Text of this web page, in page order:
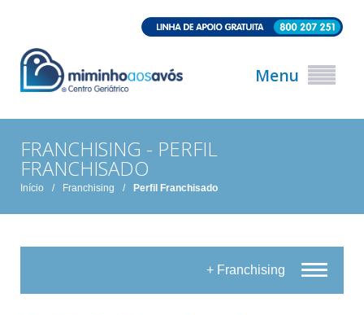
Menu
FRANCHISING - PERFIL
FRANCHISADO
Início / Franchising / Perfil Franchisado
+ Franchising